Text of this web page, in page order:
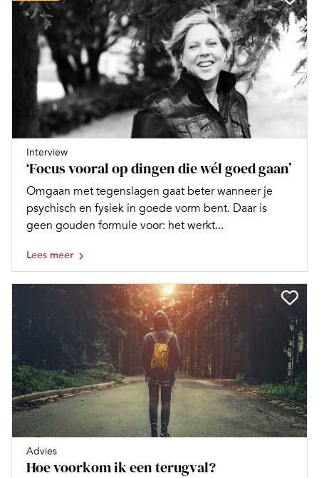
Interview
‘Focus vooral op dingen die wél goed gaan’
Omgaan met tegenslagen gaat beter wanneer je
psychisch en fysiek in goede vorm bent. Daar is
geen gouden formule voor: het werkt...
Lees meer
Advies
Hoe voorkom ik een terugval?